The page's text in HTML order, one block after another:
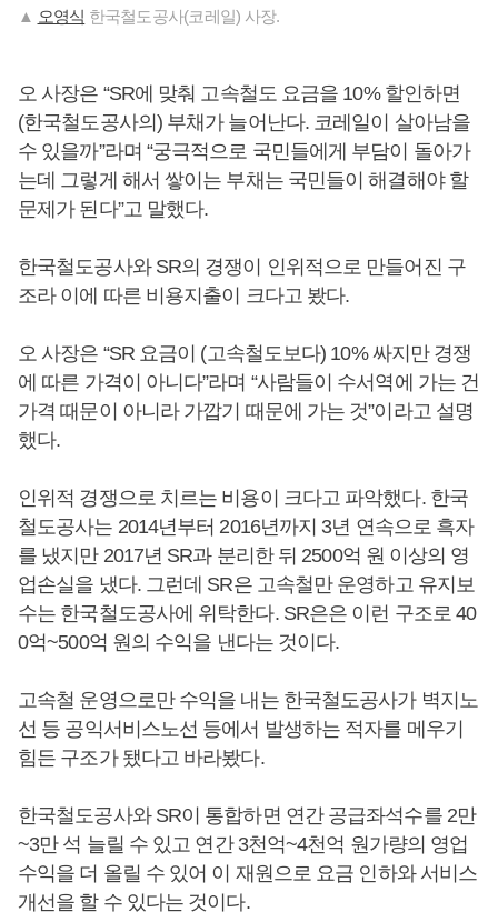
▲ 오영식 한국철도공사(코레일) 사장.
오 사장은 “SR에 맞춰 고속철도 요금을 10% 할인하면
(한국철도공사의) 부채가 늘어난다. 코레일이 살아남을
수 있을까”라며 “궁극적으로 국민들에게 부담이 돌아가
는데 그렇게 해서 쌓이는 부채는 국민들이 해결해야 할
문제가 된다”고 말했다.
한국철도공사와 SR의 경쟁이 인위적으로 만들어진 구
조라 이에 따른 비용지출이 크다고 봤다.
오 사장은 “SR 요금이 (고속철도보다) 10% 싸지만 경쟁
에 따른 가격이 아니다”라며 “사람들이 수서역에 가는 건
가격 때문이 아니라 가깝기 때문에 가는 것”이라고 설명
했다.
인위적 경쟁으로 치르는 비용이 크다고 파악했다. 한국
철도공사는 2014년부터 2016년까지 3년 연속으로 흑자
를 냈지만 2017년 SR과 분리한 뒤 2500억 원 이상의 영
업손실을 냈다. 그런데 SR은 고속철만 운영하고 유지보
수는 한국철도공사에 위탁한다. SR은은 이런 구조로 40
0억~500억 원의 수익을 낸다는 것이다.
고속철 운영으로만 수익을 내는 한국철도공사가 벽지노
선 등 공익서비스노선 등에서 발생하는 적자를 메우기
힘든 구조가 됐다고 바라봤다.
한국철도공사와 SR이 통합하면 연간 공급좌석수를 2만
~3만 석 늘릴 수 있고 연간 3천억~4천억 원가량의 영업
수익을 더 올릴 수 있어 이 재원으로 요금 인하와 서비스
개선을 할 수 있다는 것이다.